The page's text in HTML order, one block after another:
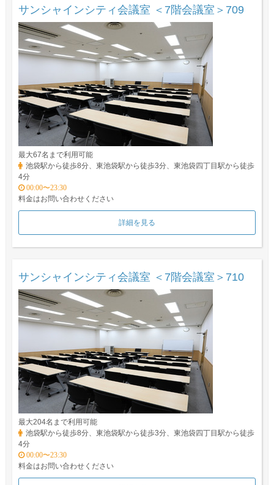
サンシャインシティ会議室 ＜7階会議室＞709
最大67名まで利用可能
池袋駅から徒歩8分、東池袋駅から徒歩3分、東池袋四丁目駅から徒歩
4分
00:00〜23:30
料金はお問い合わせください
詳細を見る
サンシャインシティ会議室 ＜7階会議室＞710
最大204名まで利用可能
池袋駅から徒歩8分、東池袋駅から徒歩3分、東池袋四丁目駅から徒歩
4分
00:00〜23:30
料金はお問い合わせください